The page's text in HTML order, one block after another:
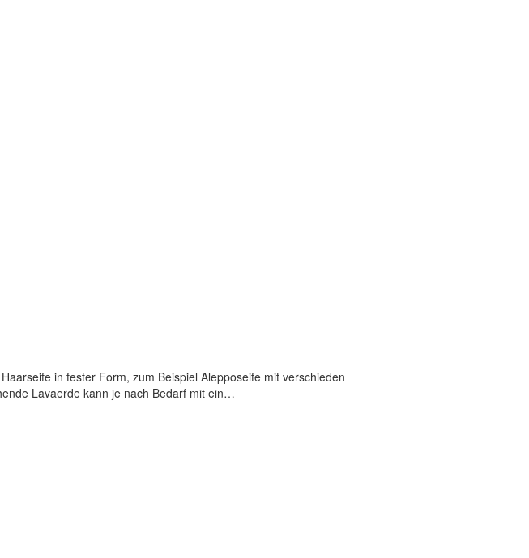
in fester Form, zum Beispiel Alepposeife mit verschieden
Lavaerde kann je nach Bedarf mit ein…